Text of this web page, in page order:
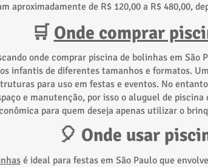
aproximadamente de R$ 120,00 a R$ 480,00,
🛒 Onde comprar
onde comprar piscina de bolinhas em
infantis de diferentes tamanhos e formatos.
para uso em festas e eventos. No
e manutenção, por isso o aluguel de
para quem deseja apenas utilizar o
🎈 Onde usar
é ideal para festas em São Paulo que